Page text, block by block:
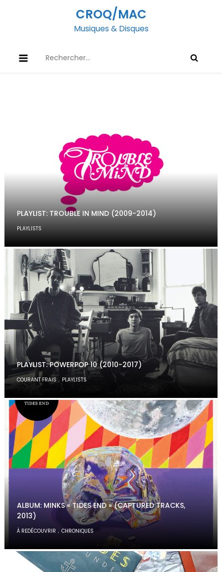
CROQ/MAC
Musiques & Disques
PLAYLIST: TROUBLE IN MIND (2009-2014)
PLAYLISTS
PLAYLIST: POWERPOP 10 (2010-2017)
COURANT FRAIS, PLAYLISTS
ALBUM: MINKS « TIDES END » (CAPTURED TRACKS,
2013)
À REDÉCOUVRIR ,CHRONIQUES